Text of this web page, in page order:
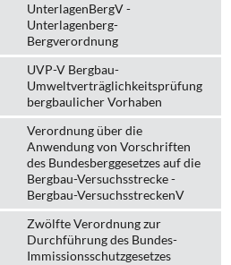
UnterlagenBergV -
Unterlagenberg-
Bergverordnung
UVP-V Bergbau-
Umweltverträglichkeits­prüfung
bergbau­licher Vorhaben
Verordnung über die
Anwendung von Vorschriften
des Bundesberggesetzes auf die
Bergbau-Versuchsstrecke -
Bergbau-VersuchsstreckenV
Zwölfte Verordnung zur
Durchführung des Bundes-
Immissionsschutzgesetzes